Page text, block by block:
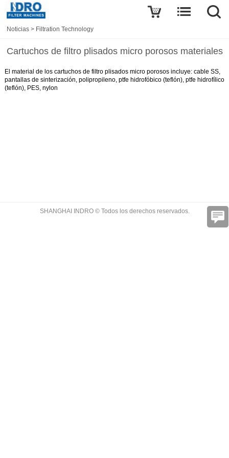
Noticias > Filtration Technology
Cartuchos de filtro plisados micro porosos materiales
El material de los cartuchos de filtro plisados micro porosos incluye: cable SS,
pantallas de sinterización, polipropileno, ptfe hidrofóbico (teflón), ptfe hidrofílico
(teflón), PES, nylon
SHANGHAI INDRO © Todos los derechos reservados.